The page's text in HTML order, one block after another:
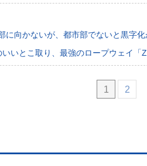
に向かないが、都市部でないと黒字
いとこ取り、最強のロープウェイ「
1 2